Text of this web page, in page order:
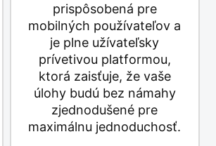
prispôsobená pre
mobilných používateľov a
je plne užívateľsky
prívetivou platformou,
ktorá zaisťuje, že vaše
úlohy budú bez námahy
zjednodušené pre
maximálnu jednoduchosť.